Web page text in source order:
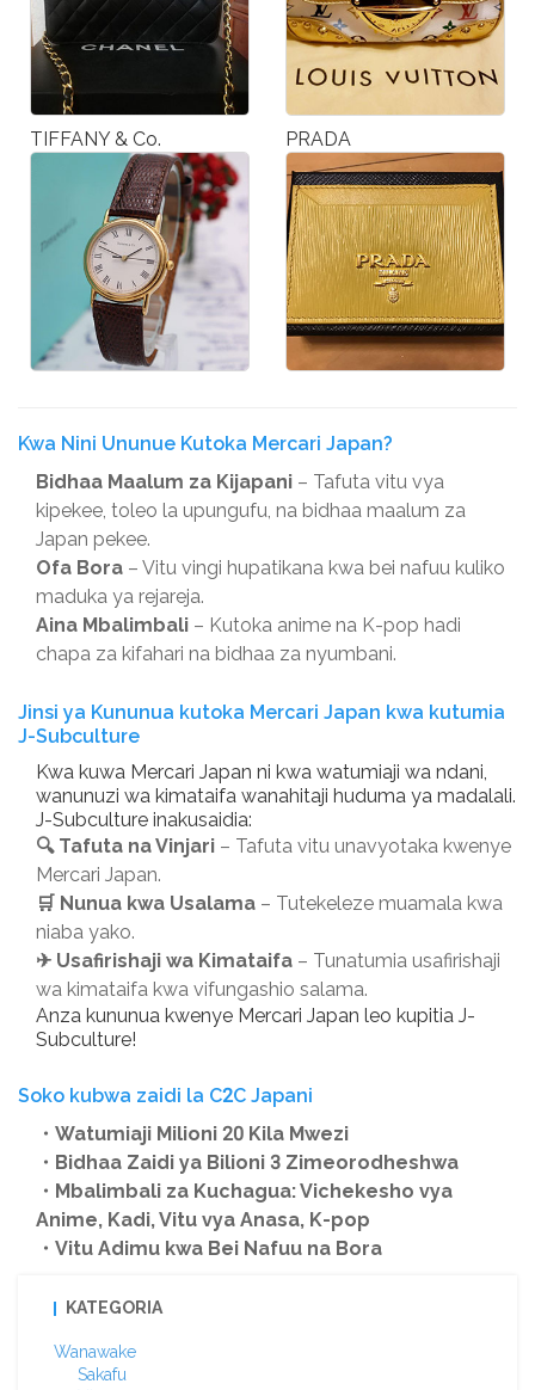
TIFFANY & Co. PRADA
Kwa Nini Ununue Kutoka Mercari Japan?
Bidhaa Maalum za Kijapani – Tafuta vitu vya
kipekee, toleo la upungufu, na bidhaa maalum za
Japan pekee.
Ofa Bora – Vitu vingi hupatikana kwa bei nafuu kuliko
maduka ya rejareja.
Aina Mbalimbali – Kutoka anime na K-pop hadi
chapa za kifahari na bidhaa za nyumbani.
Jinsi ya Kununua kutoka Mercari Japan kwa kutumia
J-Subculture
Kwa kuwa Mercari Japan ni kwa watumiaji wa ndani,
wanunuzi wa kimataifa wanahitaji huduma ya madalali.
J-Subculture inakusaidia:
🔍 Tafuta na Vinjari – Tafuta vitu unavyotaka kwenye
Mercari Japan.
🛒 Nunua kwa Usalama – Tutekeleze muamala kwa
niaba yako.
✈ Usafirishaji wa Kimataifa – Tunatumia usafirishaji
wa kimataifa kwa vifungashio salama.
Anza kununua kwenye Mercari Japan leo kupitia J-
Subculture!
Soko kubwa zaidi la C2C Japani
・Watumiaji Milioni 20 Kila Mwezi
・Bidhaa Zaidi ya Bilioni 3 Zimeorodheshwa
・Mbalimbali za Kuchagua: Vichekesho vya
Anime, Kadi, Vitu vya Anasa, K-pop
・Vitu Adimu kwa Bei Nafuu na Bora
KATEGORIA
Wanawake
Sakafu